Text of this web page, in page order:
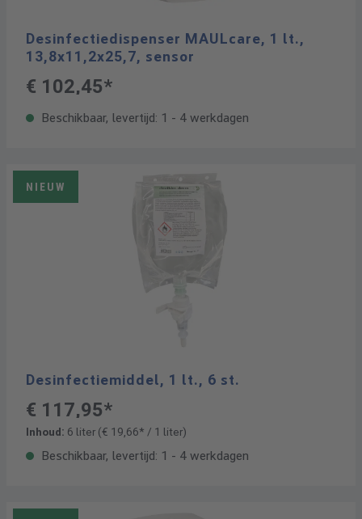
Desinfectiedispenser MAULcare, 1 lt.,
13,8x11,2x25,7, sensor
€ 102,45*
Beschikbaar, levertijd: 1 - 4 werkdagen
NIEUW
Desinfectiemiddel, 1 lt., 6 st.
€ 117,95*
Inhoud: 6 liter (€ 19,66* / 1 liter)
Beschikbaar, levertijd: 1 - 4 werkdagen